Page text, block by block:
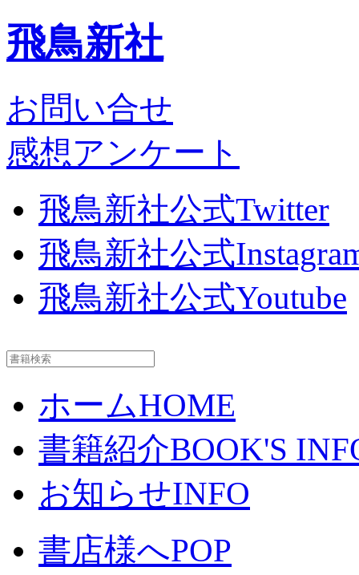
飛鳥新社
お問い合せ
感想アンケート
飛鳥新社公式Twitter
飛鳥新社公式
飛鳥新社公式Youtube
ホームHOME
書籍紹介BOOK'S
お知らせINFO
書店様へPOP